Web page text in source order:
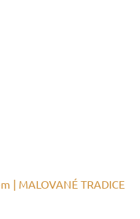
| MALOVANÉ TRADICE